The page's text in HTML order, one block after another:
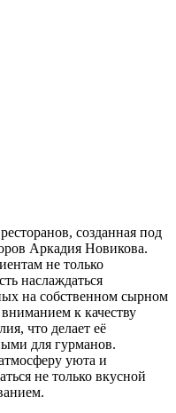
созданная под
Аркадия Новикова.
не только
наслаждаться
на собственном сырном
к качеству
что делает её
для гурманов.
уюта и
не только вкусной